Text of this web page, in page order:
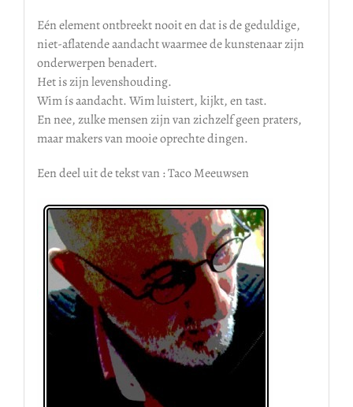
Eén element ontbreekt nooit en dat is de geduldige,
niet-aflatende aandacht waarmee de kunstenaar zijn
onderwerpen benadert.
Het is zijn levenshouding.
Wim ís aandacht. Wim luistert, kijkt, en tast.
En nee, zulke mensen zijn van zichzelf geen praters,
maar makers van mooie oprechte dingen.
Een deel uit de tekst van : Taco Meeuwsen